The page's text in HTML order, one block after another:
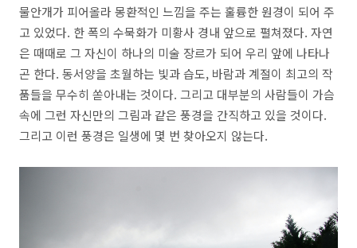
물안개가 피어올라 몽환적인 느낌을 주는 훌륭한 원경이 되어 주
고 있었다. 한 폭의 수묵화가 미황사 경내 앞으로 펼쳐졌다. 자연
은 때때로 그 자신이 하나의 미술 장르가 되어 우리 앞에 나타나
곤 한다. 동서양을 초월하는 빛과 습도, 바람과 계절이 최고의 작
품들을 무수히 쏟아내는 것이다. 그리고 대부분의 사람들이 가슴
속에 그런 자신만의 그림과 같은 풍경을 간직하고 있을 것이다.
그리고 이런 풍경은 일생에 몇 번 찾아오지 않는다.